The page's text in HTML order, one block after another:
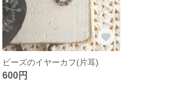
ビーズのイヤーカフ(片耳)
600円